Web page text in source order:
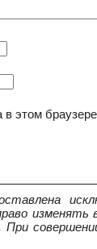
в этом
изменять